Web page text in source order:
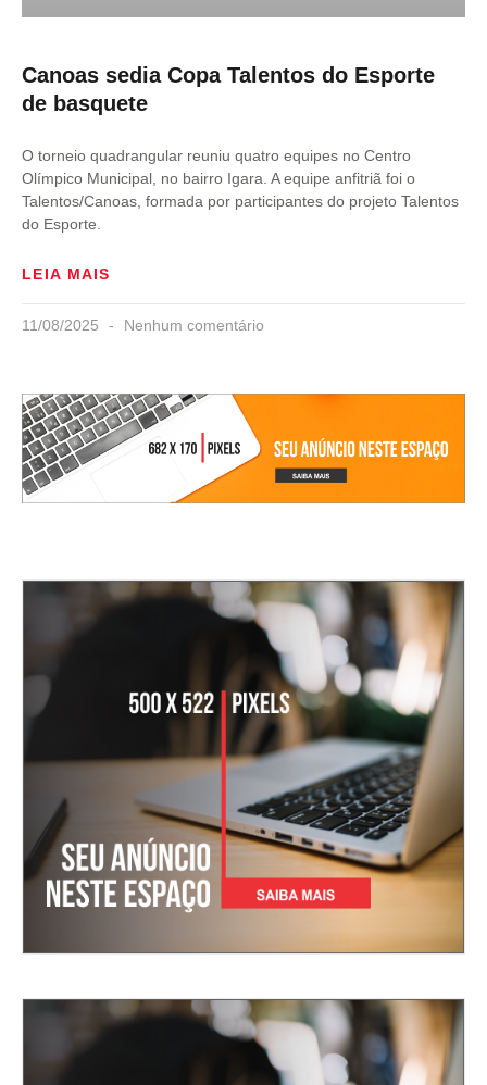
Canoas sedia Copa Talentos do Esporte
de basquete
O torneio quadrangular reuniu quatro equipes no Centro
Olímpico Municipal, no bairro Igara. A equipe anfitriã foi o
Talentos/Canoas, formada por participantes do projeto Talentos
do Esporte.
LEIA MAIS
11/08/2025 Nenhum comentário